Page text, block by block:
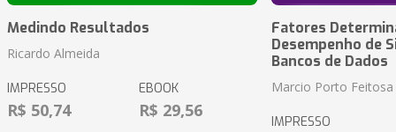
Medindo Resultados
Ricardo Almeida
IMPRESSO
R$ 50,74
EBOOK
R$ 29,56
Fatores
Desempenho de
Bancos de Dados
Marcio Porto Feitosa
IMPRESSO